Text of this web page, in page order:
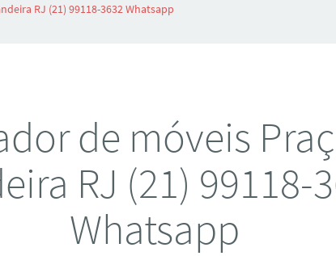
RJ (21) 99118-3632 Whatsapp
de móveis
RJ (21) 99118-
Whatsapp